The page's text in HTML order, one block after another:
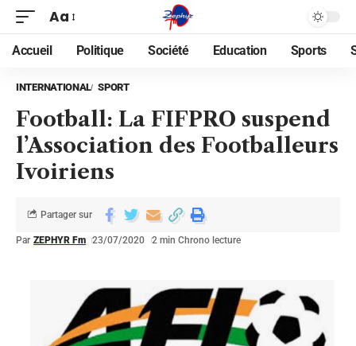
Aa
Accueil Politique Société Education Sports
INTERNATIONAL SPORT
Football: La FIFPRO suspend
l’Association des Footballeurs
Ivoiriens
Par ZEPHYR Fm 23/07/2020 2 min Chrono lecture
Partager sur